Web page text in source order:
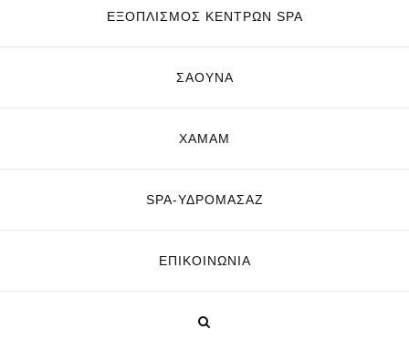
ΕΞΟΠΛΙΣΜΌΣ ΚΈΝΤΡΩΝ SPA
ΣΑΟΥΝΑ
ΧΑΜΑΜ
SPA-ΥΔΡΟΜΑΣΆΖ
ΕΠΙΚΟΙΝΩΝΊΑ